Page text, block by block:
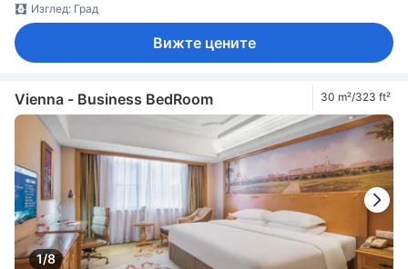
Изглед: Град
Вижте цените
Vienna - Business BedRoom 30 m²/323 ft²
1/8